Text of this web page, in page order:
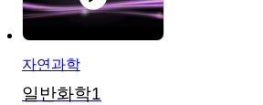
자연과학
일반화학1